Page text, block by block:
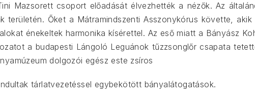
Mazsorett csoport előadását élvezhették a nézők. Az
területén. Őket a Mátramindszenti Asszonykórus követte,
énekeltek harmonika kísérettel. Az eső miatt a Bányász
a budapesti Lángoló Leguánok tűzzsonglőr csapata
dolgozói egész este zsíros
tárlatvezetéssel egybekötött bányalátogatások.